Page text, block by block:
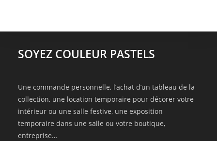
SOYEZ COULEUR PASTELS
Une commande personnelle, l’achat d’un tableau de la
collection, une location temporaire pour décorer votre
intérieur ou une salle festive, une exposition
temporaire dans une salle ou votre boutique,
entreprise…